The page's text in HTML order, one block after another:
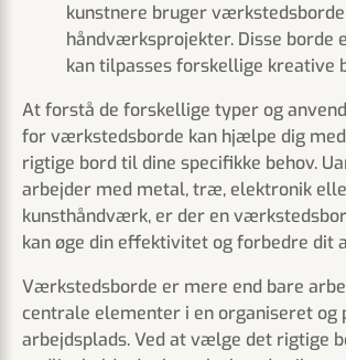
kunstnere bruger
håndværksprojekter. Disse borde
kan tilpasses forskellige kreative
At forstå de forskellige typer og
for værkstedsborde kan hjælpe dig
rigtige bord til dine specifikke behov.
arbejder med metal, træ, elektronik
kunsthåndværk, er der en
kan øge din effektivitet og forbedre dit
Værkstedsborde er mere end bare
centrale elementer i en organiseret og
arbejdsplads. Ved at vælge det rigtige